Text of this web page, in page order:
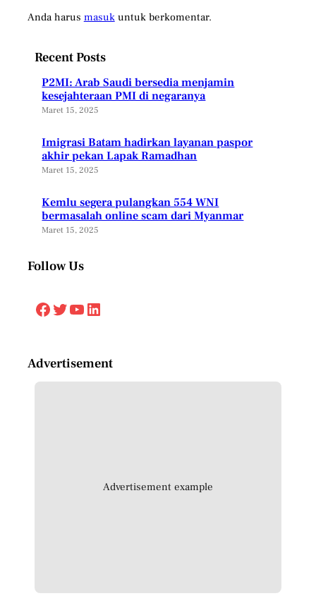
Anda harus masukuntuk berkomentar.
Recent Posts
P2MI: Arab Saudi bersedia menjamin
kesejahteraan PMI di negaranya
Maret 15, 2025
Imigrasi Batam hadirkan layanan paspor
akhir pekan Lapak Ramadhan
Maret 15, 2025
Kemlu segera pulangkan 554 WNI
bermasalah online scam dari Myanmar
Maret 15, 2025
Follow Us
Facebook Twitter YouTube LinkedIn
Advertisement
Advertisement example